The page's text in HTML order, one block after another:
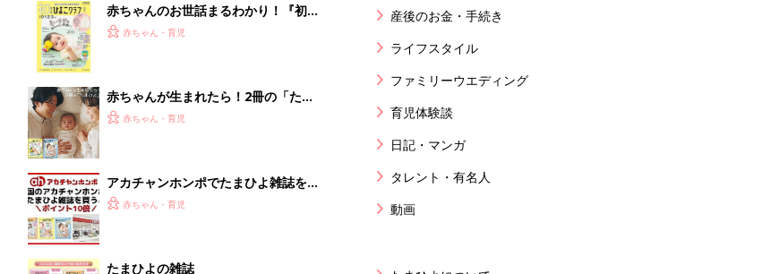
赤ちゃんのお世話まるわかり！『初め
てのひよこクラブ 夏号』〈巻頭大特
赤ちゃん・育児
赤ちゃんが生まれたら！2冊の「たま
ひよ」
赤ちゃん・育児
アカチャンホンポでたまひよ雑誌を買
うとポイント10倍【期間限定】
赤ちゃん・育児
たまひよの雑誌
産後のお金・手続き
ライフスタイル
ファミリーウエディング
育児体験談
日記・マンガ
タレント・有名人
動画